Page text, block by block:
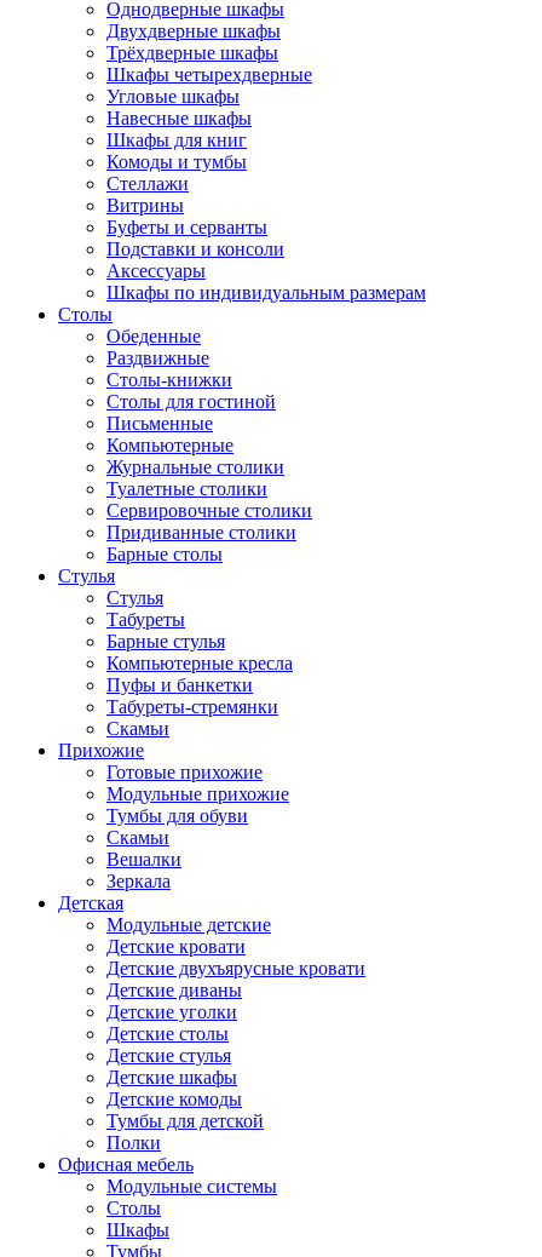
Однодверные шкафы
Двухдверные шкафы
Трёхдверные шкафы
Шкафы четырехдверные
Угловые шкафы
Навесные шкафы
Шкафы для книг
Комоды и тумбы
Стеллажи
Витрины
Буфеты и серванты
Подставки и консоли
Аксессуары
Шкафы по индивидуальным размерам
Столы
Обеденные
Раздвижные
Столы-книжки
Столы для гостиной
Письменные
Компьютерные
Журнальные столики
Туалетные столики
Сервировочные столики
Придиванные столики
Барные столы
Стулья
Стулья
Табуреты
Барные стулья
Компьютерные кресла
Пуфы и банкетки
Табуреты-стремянки
Скамьи
Прихожие
Готовые прихожие
Модульные прихожие
Тумбы для обуви
Скамьи
Вешалки
Зеркала
Детская
Модульные детские
Детские кровати
Детские двухъярусные кровати
Детские диваны
Детские уголки
Детские столы
Детские стулья
Детские шкафы
Детские комоды
Тумбы для детской
Полки
Офисная мебель
Модульные системы
Столы
Шкафы
Тумбы